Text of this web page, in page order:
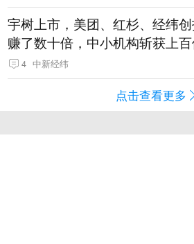
宇树上市，美团、红杉、经纬
赚了数十倍，中小机构斩获上
4 中新经纬
点击查看更多